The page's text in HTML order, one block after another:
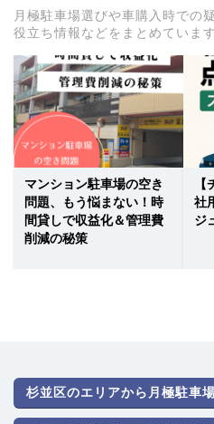
月極駐車場選びや車購入時での
役立ち情報などをまとめています
マンション駐車場の空き
問題、もう悩まない！時
間貸しで収益化＆管理費
削減の秘策
社
ジ
杉並区のエリアから月極駐車